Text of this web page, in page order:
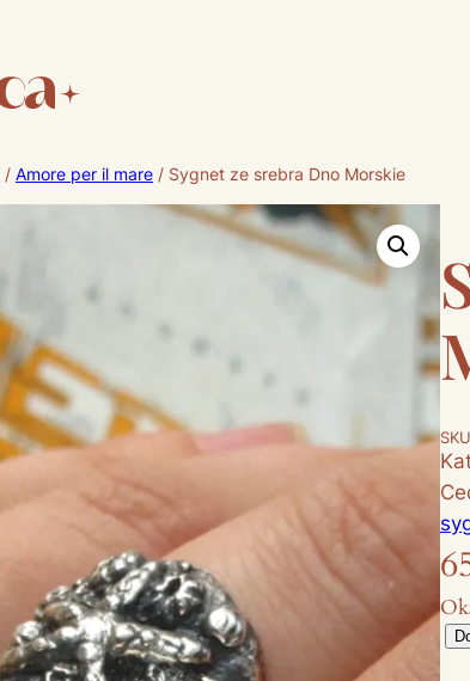
/ Amore per il mare / Sygnet ze srebra Dno Morskie
l